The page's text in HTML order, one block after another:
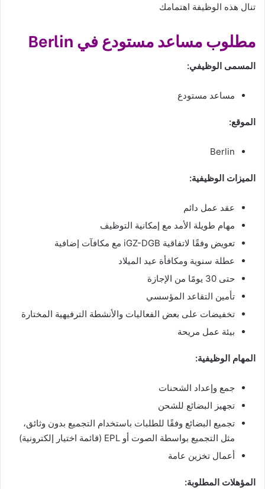
تنال هذه الوظيفة اهتمامك
مطلوب مساعد مستودع في Berlin
المسمى الوظيفي:
مساعد مستودع
الموقع:
Berlin
الميزات الوظيفية:
عقد عمل دائم
مهام طويلة الأمد مع إمكانية التوظيف
تعويض وفقًا لاتفاقية iGZ-DGB مع مكافآت إضافية
عطلة سنوية ومكافأة عيد الميلاد
حتى 30 يومًا من الإجازة
تأمين التقاعد المؤسسي
تخفيضات على بعض الفعاليات والأنشطة الترفيهية المختارة
بيئة عمل مريحة
المهام الوظيفية:
جمع وإعداد الشحنات
تجهيز البضائع للشحن
تجميع البضائع وفقًا للطلبات باستخدام التجميع بدون وثائق،
مثل التجميع بواسطة الصوت أو EPL (قائمة اختيار إلكترونية)
أعمال تخزين عامة
المؤهلات المطلوبة: